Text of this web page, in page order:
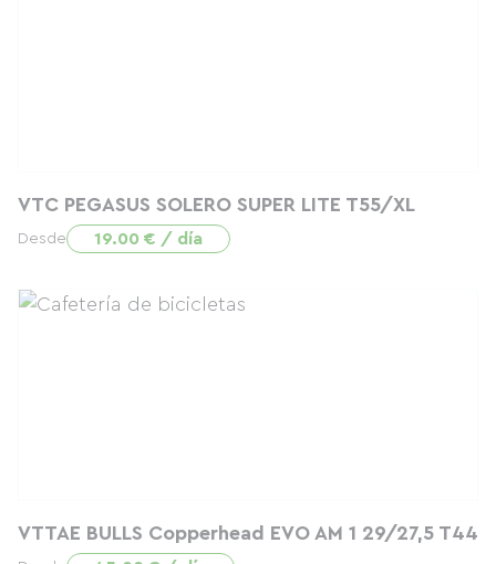
VTC PEGASUS SOLERO SUPER LITE T55/XL
Desde 19.00 € / día
VTTAE BULLS Copperhead EVO AM 1 29/27,5 T44